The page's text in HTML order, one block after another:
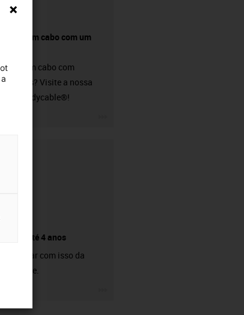
um cabo com um
um cabo com
Visite a nossa
de readycable®!
até 4 anos
contar com isso da
parte.